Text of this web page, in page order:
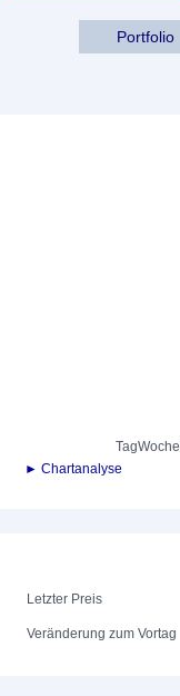
Portfolio
TagWoche
► Chartanalyse
Letzter Preis
Veränderung zum Vortag